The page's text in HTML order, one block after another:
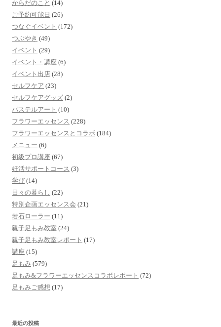
からだのこと (14)
ご予約可能日 (26)
つなぐイベント (172)
つぶやき (49)
イベント (29)
イベント・講座 (6)
イベント出店 (28)
セルフケア (23)
セルフケアグッズ (2)
パステルアート (10)
フラワーエッセンス (228)
フラワーエッセンスとコラボ (184)
メニュー (6)
初級プロ講座 (67)
妊活サポートコース (3)
学び (14)
日々の暮らし (22)
特別企画エッセンス会 (21)
若石ローラー (11)
親子足もみ教室 (24)
親子足もみ教室レポート (17)
講座 (15)
足もみ (579)
足もみ&フラワーエッセンスコラボレポート (72)
足もみご感想 (17)
最近の投稿